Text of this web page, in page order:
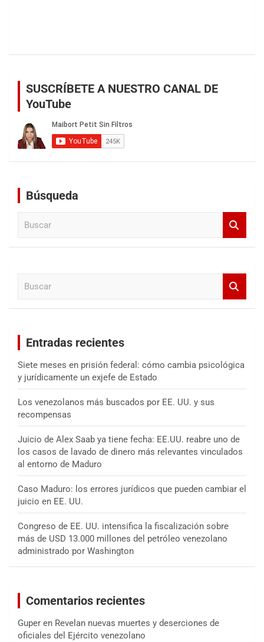
SUSCRÍBETE A NUESTRO CANAL DE
YouTube
Búsqueda
Entradas recientes
Siete meses en prisión federal: cómo cambia psicológica
y jurídicamente un exjefe de Estado
Los venezolanos más buscados por EE. UU. y sus
recompensas
Juicio de Alex Saab ya tiene fecha: EE.UU. reabre uno de
los casos de lavado de dinero más relevantes vinculados
al entorno de Maduro
Caso Maduro: los errores jurídicos que pueden cambiar el
juicio en EE. UU.
Congreso de EE. UU. intensifica la fiscalización sobre
más de USD 13.000 millones del petróleo venezolano
administrado por Washington
Comentarios recientes
Guper en Revelan nuevas muertes y deserciones de
oficiales del Ejército venezolano